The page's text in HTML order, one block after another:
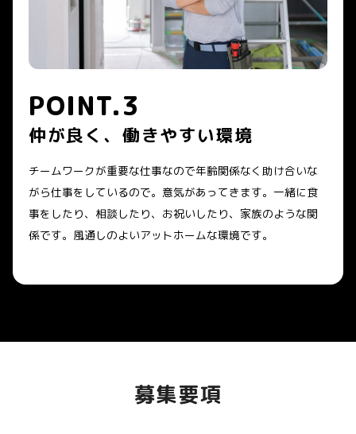
POINT.3
仲が良く、働きやすい環境
チームワークが重要な仕事なので年齢関係なく助け合いな
がら仕事をしているので。意気があってきます。一緒に食
事をしたり、相談したり、お祝いしたり、家族のような関
係です。風通しのよいアットホームな環境です。
募集要項